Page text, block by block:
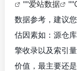
""爱站数据 ""
数据参考，建议
估因素如：源仓
擎收录以及索引
价值，最主要还